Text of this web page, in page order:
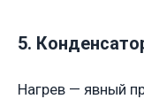
5.
Нагрев — явный